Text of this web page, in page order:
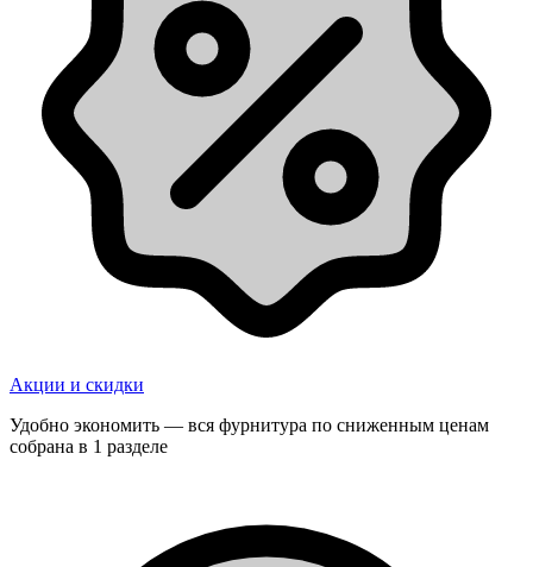
Акции и скидки
Удобно экономить — вся фурнитура по сниженным ценам
собрана в 1 разделе